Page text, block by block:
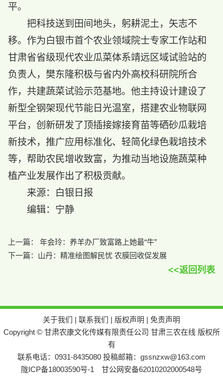
平。
把科技送到田间地头，躬耕泥土，矢志不
移。作为白银市首个农业领域院士专家工作站和
甘肃省省级现代农业瓜菜体系靖远区域试验站的
负责人，樊东隆积极与省内外高校科研院所合
作，共建蔬菜试验示范基地。他主持设计建设了
新型全钢架现代节能日光温室，搭建农业物联网
平台，创新研发了顶插接嫁接育苗等硒砂瓜栽培
新技术，推广应用标准化、轻简化绿色栽培技术
等，帮助农民增收致富，为推动当地设施蔬菜种
植产业发展作出了积极贡献。
来源：白银日报
编辑：宁静
上一篇：
年会玲：养羊办厂致富路上她最“牛”
下一篇： 山丹：精准绘图解民忧 农膜回收促发展
<<返回列表
关于我们 | 联系我们 | 版权声明 | 免责声明
Copyright © 甘肃农康文化传媒有限责任公司 甘肃三农在线 版权所
有
联系电话：0931-8435080 投稿邮箱：gssnzxw@163.com
陇ICP备18003590号-1
甘公网安备62010202000548号